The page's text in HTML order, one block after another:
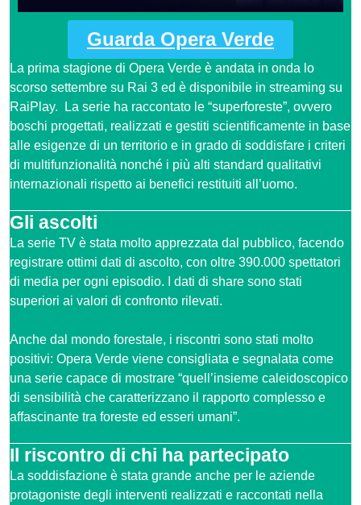
Guarda Opera Verde
La prima stagione di Opera Verde è andata in onda lo
scorso settembre su Rai 3 ed è disponibile in streaming su
RaiPlay. La serie ha raccontato le “superforeste”, ovvero
boschi progettati, realizzati e gestiti scientificamente in base
alle esigenze di un territorio e in grado di soddisfare i criteri
di multifunzionalità nonché i più alti standard qualitativi
internazionali rispetto ai benefici restituiti all’uomo.
Gli ascolti
La serie TV è stata molto apprezzata dal pubblico, facendo
registrare ottimi dati di ascolto, con oltre 390.000 spettatori
di media per ogni episodio. I dati di share sono stati
superiori ai valori di confronto rilevati.
Anche dal mondo forestale, i riscontri sono stati molto
positivi: Opera Verde viene consigliata e segnalata come
una serie capace di mostrare “quell’insieme caleidoscopico
di sensibilità che caratterizzano il rapporto complesso e
affascinante tra foreste ed esseri umani”.
Il riscontro di chi ha partecipato
La soddisfazione è stata grande anche per le aziende
protagoniste degli interventi realizzati e raccontati nella